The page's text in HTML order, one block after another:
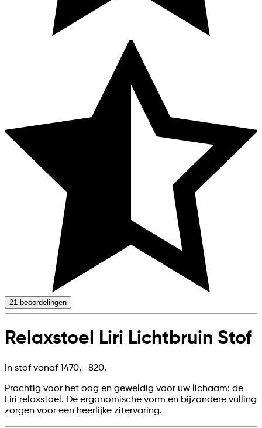
21 beoordelingen
Relaxstoel Liri Lichtbruin Stof
In stof vanaf 1470,- 820,-
Prachtig voor het oog en geweldig voor uw lichaam: de
Liri relaxstoel. De ergonomische vorm en bijzondere vulling
zorgen voor een heerlijke zitervaring.